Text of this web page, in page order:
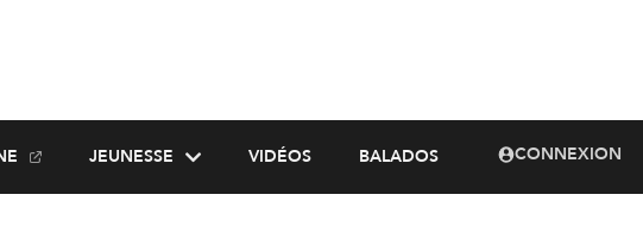
JEUNESSE VIDÉOS BALADOS CONNEXION